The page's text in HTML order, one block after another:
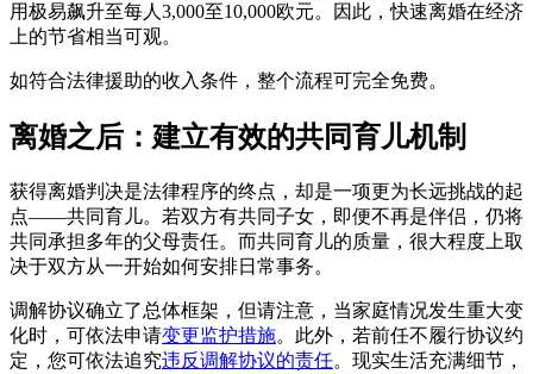
用极易飙升至每人3,000至10,000欧元。因此，快速离婚在经济
上的节省相当可观。
如符合法律援助的收入条件，整个流程可完全免费。
离婚之后：建立有效的共同育儿机制
获得离婚判决是法律程序的终点，却是一项更为长远挑战的起
点——共同育儿。若双方有共同子女，即便不再是伴侣，仍将
共同承担多年的父母责任。而共同育儿的质量，很大程度上取
决于双方从一开始如何安排日常事务。
调解协议确立了总体框架，但请注意，当家庭情况发生重大变
化时，可依法申请变更监护措施。此外，若前任不履行协议约
定，您可依法追究违反调解协议的责任。现实生活充满细节，